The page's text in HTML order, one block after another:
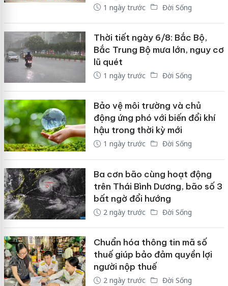
1 ngày trước Đời Sống
Thời tiết ngày 6/8: Bắc Bộ,
Bắc Trung Bộ mưa lớn, nguy cơ
lũ quét
1 ngày trước Đời Sống
Bảo vệ môi trường và chủ
động ứng phó với biến đổi khí
hậu trong thời kỳ mới
1 ngày trước Đời Sống
Ba cơn bão cùng hoạt động
trên Thái Bình Dương, bão số 3
bất ngờ đổi hướng
2 ngày trước Đời Sống
Chuẩn hóa thông tin mã số
thuế giúp bảo đảm quyền lợi
người nộp thuế
2 ngày trước Đời Sống